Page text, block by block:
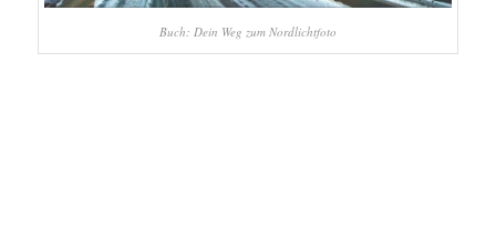
Buch: Dein Weg zum Nordlichtfoto